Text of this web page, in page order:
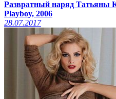
Развратный наряд Татьяны
Playboy, 2006
28.07.2017